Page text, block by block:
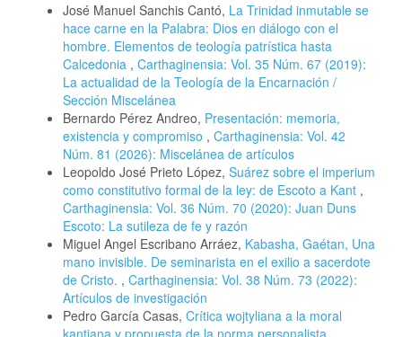
José Manuel Sanchis Cantó, La Trinidad inmutable se
hace carne en la Palabra: Dios en diálogo con el
hombre. Elementos de teología patrística hasta
Calcedonia , Carthaginensia: Vol. 35 Núm. 67 (2019):
La actualidad de la Teología de la Encarnación /
Sección Miscelánea
Bernardo Pérez Andreo, Presentación: memoria,
existencia y compromiso , Carthaginensia: Vol. 42
Núm. 81 (2026): Miscelánea de artículos
Leopoldo José Prieto López, Suárez sobre el imperium
como constitutivo formal de la ley: de Escoto a Kant ,
Carthaginensia: Vol. 36 Núm. 70 (2020): Juan Duns
Escoto: La sutileza de fe y razón
Miguel Angel Escribano Arráez, Kabasha, Gaétan, Una
mano invisible. De seminarista en el exilio a sacerdote
de Cristo. , Carthaginensia: Vol. 38 Núm. 73 (2022):
Artículos de investigación
Pedro García Casas, Crítica wojtyliana a la moral